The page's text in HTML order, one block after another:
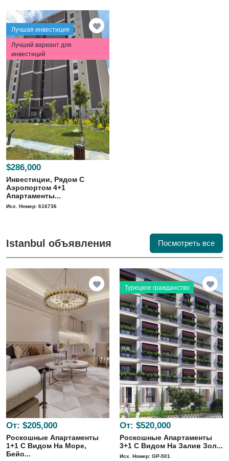
Лучшая инвестиция
Лучший вариант для
инвестиций
$286,000
Инвестиции, Рядом С
Аэропортом 4+1
Апартаменты...
Исх. Номер: 616736
Istanbul объявления Посмотреть все
От: $205,000
Роскошные Апартаменты
1+1 С Видом На Море,
Бейо...
Турецкое гражданство
От: $520,000
Роскошные Апартаменты
3+1 С Видом На Залив Зол...
Исх. Номер: GP-501